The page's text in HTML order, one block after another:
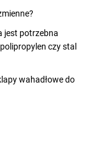
jest potrzebna
czy stal
wahadłowe do